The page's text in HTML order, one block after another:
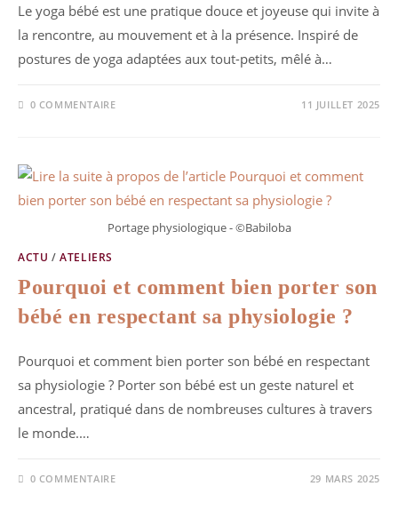
Le yoga bébé est une pratique douce et joyeuse qui invite à
la rencontre, au mouvement et à la présence. Inspiré de
postures de yoga adaptées aux tout-petits, mêlé à…
0 COMMENTAIRE 11 JUILLET 2025
Portage physiologique - ©Babiloba
ACTU /ATELIERS
Pourquoi et comment bien porter son
bébé en respectant sa physiologie ?
Pourquoi et comment bien porter son bébé en respectant
sa physiologie ? Porter son bébé est un geste naturel et
ancestral, pratiqué dans de nombreuses cultures à travers
le monde.…
0 COMMENTAIRE 29 MARS 2025